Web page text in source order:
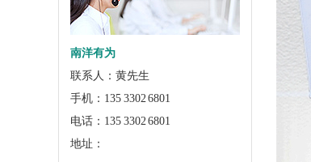
南洋有为
联系人：黄先生
手机：135 3302 6801
电话：135 3302 6801
地址：